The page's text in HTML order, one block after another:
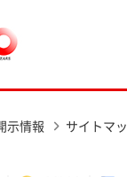
示情報 サイトマ